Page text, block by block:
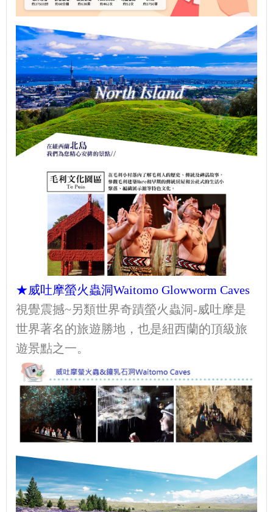
★威吐摩螢火蟲洞Waitomo Glowworm Caves
視覺震撼~另類世界奇蹟螢火蟲洞-威吐摩是
世界著名的旅遊勝地，也是紐西蘭的頂級旅
遊景點之一。